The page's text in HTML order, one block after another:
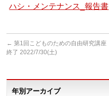
ハシ・メンテナンス_報告書
← 第1回こどものための自由研究講座
終了 2022/7/30(土)
年別アーカイブ